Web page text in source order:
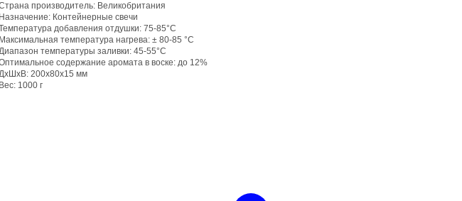
производитель: Великобритания
Назначение: Контейнерные свечи
добавления отдушки: 75-85°C
Максимальная температура нагрева: ± 80-85 °С
температуры заливки: 45-55°C
содержание аромата в воске: до 12%
200x80x15 мм
Вес: 1000 г